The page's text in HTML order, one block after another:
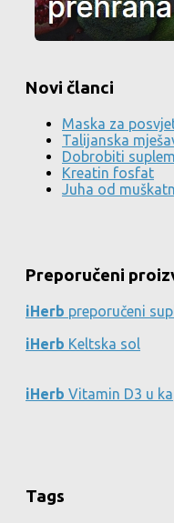
Novi članci
Maska za
Talijanska
Dobrobiti
Kreatin fosfat
Juha od
Preporučeni
iHerb preporučeni
iHerb Keltska sol
iHerb Vitamin D3 u
Tags